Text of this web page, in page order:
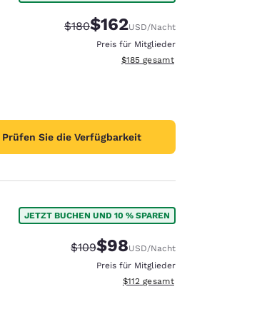
Durchgestrichener Preis:
$180Vergünstigter Preis:
$162USD/Nacht
Preis für Mitglieder
Geschätzte Gesamtdetails
$185 gesamt
Prüfen Sie die Verfügbarkeit
JETZT BUCHEN UND 10 % SPAREN
Durchgestrichener Preis:
$109Vergünstigter Preis:
$98USD/Nacht
Preis für Mitglieder
Geschätzte Gesamtdetails
$112 gesamt